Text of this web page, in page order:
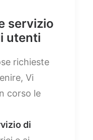
servizio
utenti
richieste
Vi
corso le
di